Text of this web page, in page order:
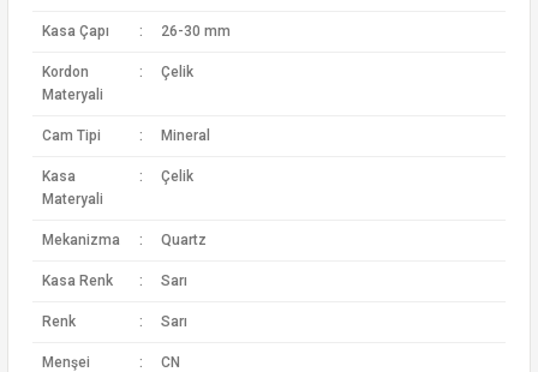
Kasa Çapı : 26-30 mm
Kordon
Materyali
: Çelik
Cam Tipi : Mineral
Kasa
Materyali
: Çelik
Mekanizma : Quartz
Kasa Renk : Sarı
Renk : Sarı
Menşei : CN